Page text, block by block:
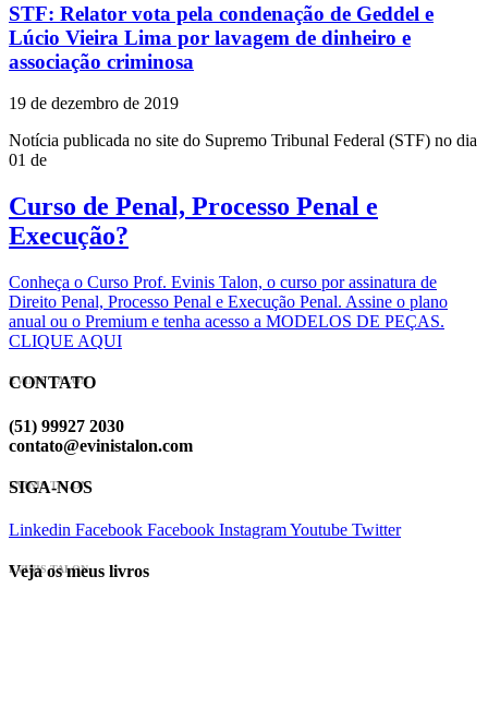
STF: Relator vota pela condenação de Geddel e
Lúcio Vieira Lima por lavagem de dinheiro e
associação criminosa
19 de dezembro de 2019
Notícia publicada no site do Supremo Tribunal Federal (STF) no dia
01 de
Curso de Penal, Processo Penal e
Execução?
Conheça o Curso Prof. Evinis Talon, o curso por assinatura de
Direito Penal, Processo Penal e Execução Penal. Assine o plano
anual ou o Premium e tenha acesso a MODELOS DE PEÇAS.
CLIQUE AQUI
EVINIS TALON
CONTATO
(51) 99927 2030
contato@evinistalon.com
EVINIS TALON
SIGA-NOS
Linkedin Facebook Facebook InstagramYoutube Twitter
EVINIS TALON
Veja os meus livros